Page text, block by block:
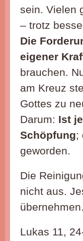
sein. Vielen
– trotz
Die
eigener
brauchen.
am Kreuz
Gottes zu
Darum: Ist
Schöpfung;
geworden.
Die
nicht aus.
Lukas 11,